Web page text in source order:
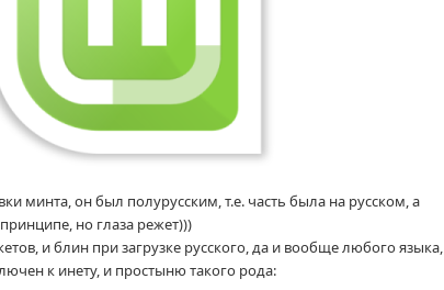
минта, он был полурусским, т.е. часть была на русском, а
но глаза режет)))
и блин при загрузке русского, да и вообще любого языка,
к инету, и простыню такого рода: